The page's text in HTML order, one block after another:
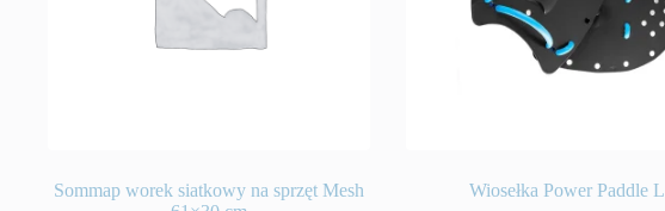
Sommap worek siatkowy na sprzęt Mesh
Wiosełka Power Paddle L